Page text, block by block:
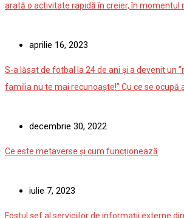
arată o activitate rapidă în creier, în momentul
aprilie 16, 2023
S-a lăsat de fotbal la 24 de ani și a devenit un
familia nu te mai recunoaște!” Cu ce se ocupă
decembrie 30, 2022
Ce este metaverse și cum funcționează
iulie 7, 2023
Fostul șef al serviciilor de informații externe